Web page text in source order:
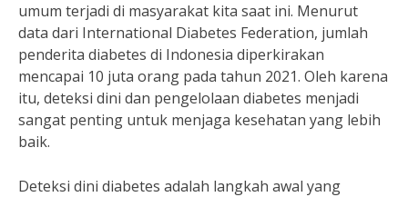
umum terjadi di masyarakat kita saat ini. Menurut
data dari International Diabetes Federation, jumlah
penderita diabetes di Indonesia diperkirakan
mencapai 10 juta orang pada tahun 2021. Oleh karena
itu, deteksi dini dan pengelolaan diabetes menjadi
sangat penting untuk menjaga kesehatan yang lebih
baik.
Deteksi dini diabetes adalah langkah awal yang